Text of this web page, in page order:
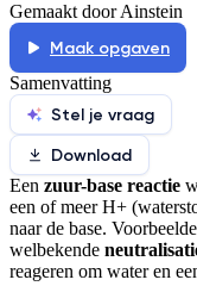
Gemaakt door Ainstein
Maak opgaven
Samenvatting
Stel je vraag
Download
Een zuur-base reactie
een of meer H+
naar de base.
welbekende
reageren om water en